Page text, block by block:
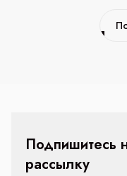
Подпишитесь
рассылку